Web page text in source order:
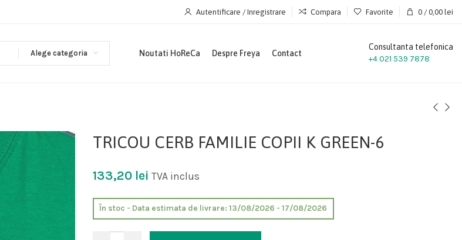
Autentificare / Inregistrare Compara Favorite 0 / 0,00 lei
Alege categoria Noutati HoReCa Despre Freya Contact
Consultanta telefonica
+4 021 539 7878
TRICOU CERB FAMILIE COPII K GREEN-6
133,20 lei TVA inclus
În stoc - Data estimata de livrare: 13/08/2026 - 17/08/2026